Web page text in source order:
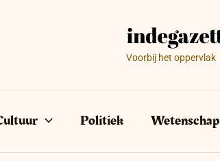
Voorbij het oppervlak
Politiek Wetenschap